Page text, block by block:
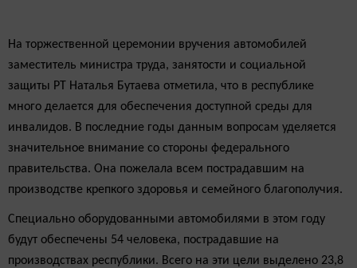
На торжественной церемонии вручения автомобилей
заместитель министра труда, занятости и социальной
защиты РТ Наталья Бутаева отметила, что в республике
много делается для обеспечения доступной среды для
инвалидов. В последние годы данным вопросам уделяется
значительное внимание со стороны федерального
правительства. Она пожелала всем пострадавшим на
производстве крепкого здоровья и семейного благополучия.
Специально оборудованными автомобилями в этом году
будут обеспечены 54 человека, пострадавшие на
производствах республики. Всего на эти цели выделено 23,8